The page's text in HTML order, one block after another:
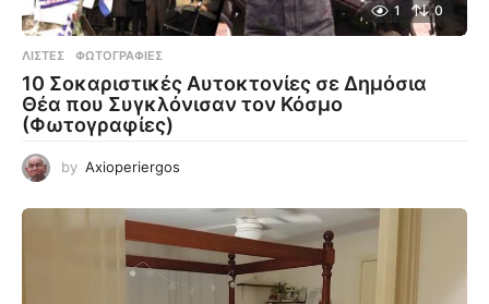
1 0
ΛΊΣΤΕΣ ,ΦΩΤΟΓΡΑΦΊΕΣ
10 Σοκαριστικές Αυτοκτονίες σε Δημόσια
Θέα που Συγκλόνισαν τον Κόσμο
(Φωτογραφίες)
by Axioperiergos